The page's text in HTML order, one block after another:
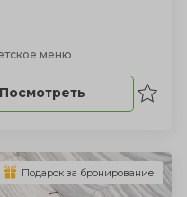
меню
Посмотреть
Подарок за бронирование